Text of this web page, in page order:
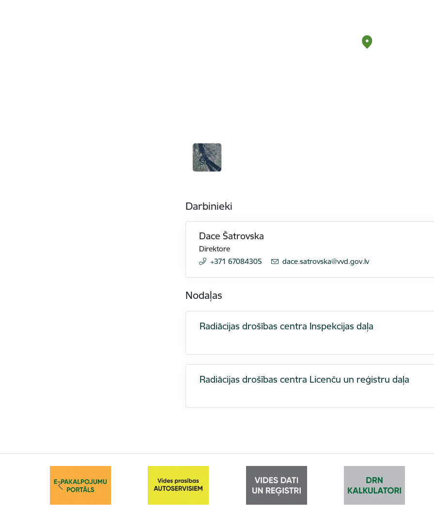
Darbinieki
Dace Šatrovska
Direktore
+371 67084305
E-pasts:
dace.satrovska@vvd.gov.lv
Nodaļas
Radiācijas drošības centra Inspekcijas daļa
Radiācijas drošības centra Licenču un reģistru daļa